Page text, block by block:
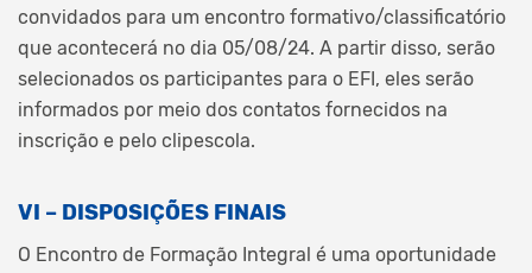
convidados para um encontro formativo/classificatório
que acontecerá no dia 05/08/24. A partir disso, serão
selecionados os participantes para o EFI, eles serão
informados por meio dos contatos fornecidos na
inscrição e pelo clipescola.
VI – DISPOSIÇÕES FINAIS
O Encontro de Formação Integral é uma oportunidade